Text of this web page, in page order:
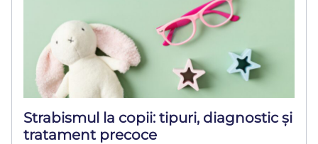
Strabismul la copii: tipuri, diagnostic și
tratament precoce